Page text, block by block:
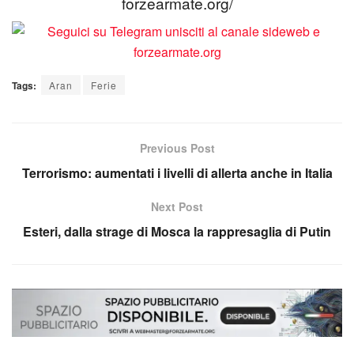
Tags: Aran Ferie
Previous Post
Terrorismo: aumentati i livelli di allerta anche in Italia
Next Post
Esteri, dalla strage di Mosca la rappresaglia di Putin